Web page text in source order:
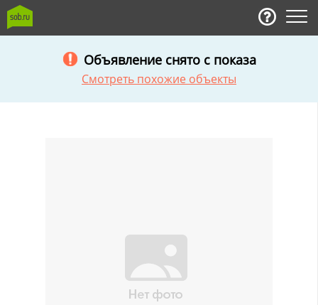
Объявление снято с показа
Смотреть похожие объекты